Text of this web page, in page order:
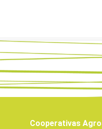
Cooperativas